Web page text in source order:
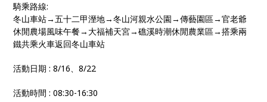
騎乘路線:
冬山車站→五十二甲溼地→冬山河親水公園→傳藝園區→官老爺
休閒農場風味午餐→大福補天宮→礁溪時潮休閒農業區→搭乘兩
鐵共乘火車返回冬山車站
活動日期 : 8/16、8/22
活動時間 : 08:30-16:30